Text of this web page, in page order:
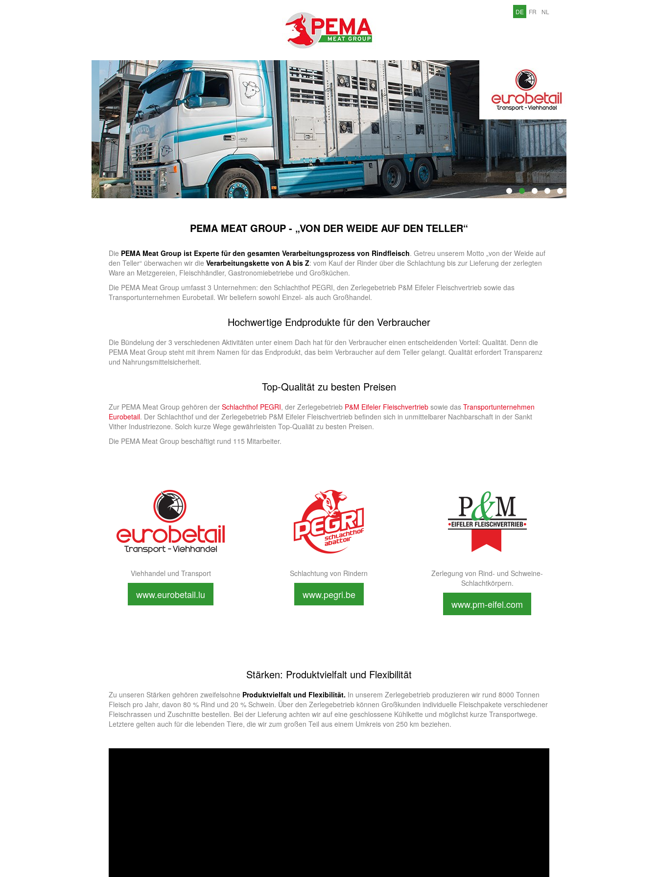
DE FR NL
PEMA MEAT GROUP - „VON DER WEIDE AUF DEN TELLER“
Die PEMA Meat Group ist Experte für den gesamten Verarbeitungsprozess von Rindfleisch. Getreu unserem Motto „von der Weide auf
den Teller“ überwachen wir die Verarbeitungskette von A bis Z: vom Kauf der Rinder über die Schlachtung bis zur Lieferung der zerlegten
Ware an Metzgereien, Fleischhändler, Gastronomiebetriebe und Großküchen.
Die PEMA Meat Group umfasst 3 Unternehmen: den Schlachthof PEGRI, den Zerlegebetrieb P&M Eifeler Fleischvertrieb sowie das
Transportunternehmen Eurobetail. Wir beliefern sowohl Einzel- als auch Großhandel.
Hochwertige Endprodukte für den Verbraucher
Die Bündelung der 3 verschiedenen Aktivitäten unter einem Dach hat für den Verbraucher einen entscheidenden Vorteil: Qualität. Denn die
PEMA Meat Group steht mit ihrem Namen für das Endprodukt, das beim Verbraucher auf dem Teller gelangt. Qualität erfordert Transparenz
und Nahrungsmittelsicherheit.
Top-Qualität zu besten Preisen
Zur PEMA Meat Group gehören der Schlachthof PEGRI, der Zerlegebetrieb P&M Eifeler Fleischvertrieb sowie das Transportunternehmen
Eurobetail. Der Schlachthof und der Zerlegebetrieb P&M Eifeler Fleischvertrieb befinden sich in unmittelbarer Nachbarschaft in der Sankt
Vither Industriezone. Solch kurze Wege gewährleisten Top-Qualiät zu besten Preisen.
Die PEMA Meat Group beschäftigt rund 115 Mitarbeiter.
Viehhandel und Transport
www.eurobetail.lu
Schlachtung von Rindern
www.pegri.be
Zerlegung von Rind- und Schweine-
Schlachtkörpern.
www.pm-eifel.com
Stärken: Produktvielfalt und Flexibilität
Zu unseren Stärken gehören zweifelsohne Produktvielfalt und Flexibilität. In unserem Zerlegebetrieb produzieren wir rund 8000 Tonnen
Fleisch pro Jahr, davon 80 % Rind und 20 % Schwein. Über den Zerlegebetrieb können Großkunden individuelle Fleischpakete verschiedener
Fleischrassen und Zuschnitte bestellen. Bei der Lieferung achten wir auf eine geschlossene Kühlkette und möglichst kurze Transportwege.
Letztere gelten auch für die lebenden Tiere, die wir zum großen Teil aus einem Umkreis von 250 km beziehen.